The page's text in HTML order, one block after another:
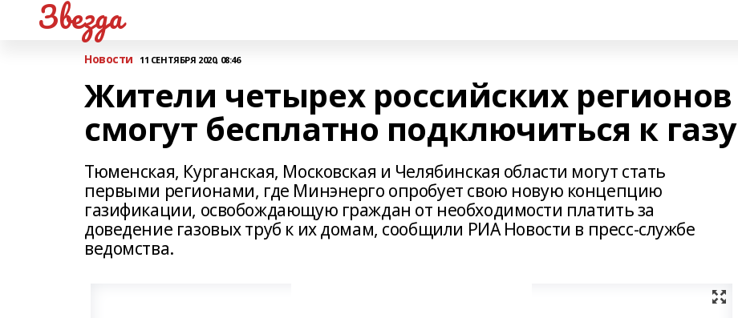
Звезда
Новости 11 СЕНТЯБРЯ 2020, 08:46
Жители четырех российских регионов
смогут бесплатно подключиться к газу
Тюменская, Курганская, Московская и Челябинская области могут стать
первыми регионами, где Минэнерго опробует свою новую концепцию
газификации, освобождающую граждан от необходимости платить за
доведение газовых труб к их домам, сообщили РИА Новости в пресс-службе
ведомства.